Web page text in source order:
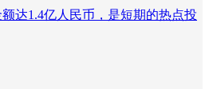
达1.4亿人民币，是短期的热点投